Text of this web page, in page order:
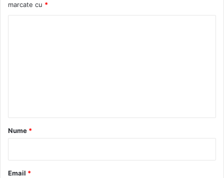
marcate cu *
r
*
Nume *
Email *